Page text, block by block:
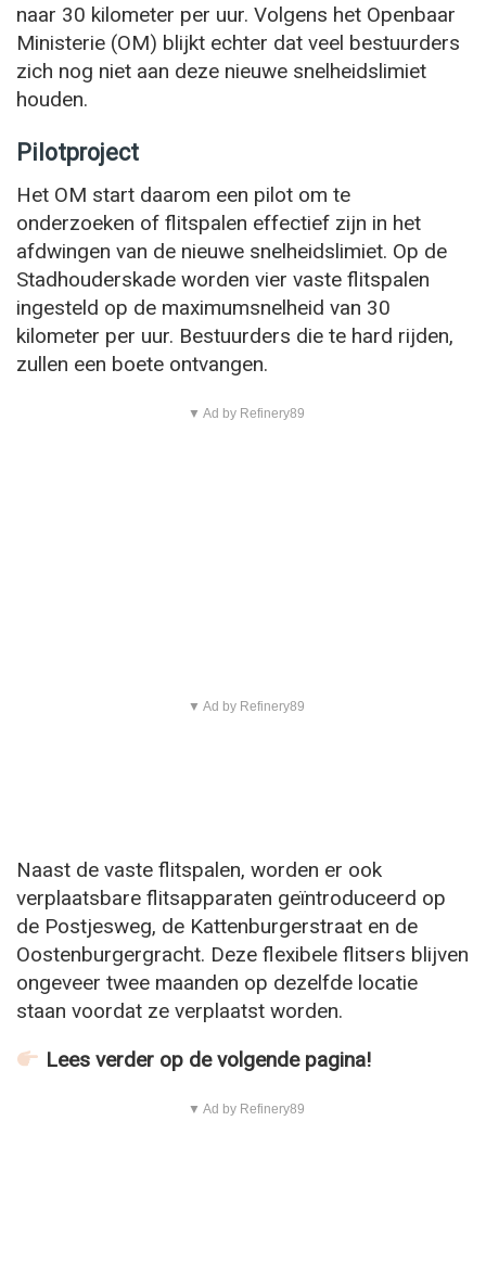
naar 30 kilometer per uur. Volgens het Openbaar
Ministerie (OM) blijkt echter dat veel bestuurders
zich nog niet aan deze nieuwe snelheidslimiet
houden.
Pilotproject
Het OM start daarom een pilot om te
onderzoeken of flitspalen effectief zijn in het
afdwingen van de nieuwe snelheidslimiet. Op de
Stadhouderskade worden vier vaste flitspalen
ingesteld op de maximumsnelheid van 30
kilometer per uur. Bestuurders die te hard rijden,
zullen een boete ontvangen.
▼ Ad by Refinery89
▼ Ad by Refinery89
Naast de vaste flitspalen, worden er ook
verplaatsbare flitsapparaten geïntroduceerd op
de Postjesweg, de Kattenburgerstraat en de
Oostenburgergracht. Deze flexibele flitsers blijven
ongeveer twee maanden op dezelfde locatie
staan voordat ze verplaatst worden.
Lees verder op de volgende pagina!
▼ Ad by Refinery89